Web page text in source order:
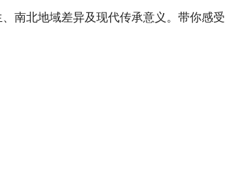
南北地域差异及现代传承意义。带你感受